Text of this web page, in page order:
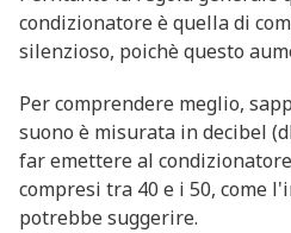
condizionatore è quella di
silenzioso, poichè questo
Per comprendere meglio,
suono è misurata in decibel
far emettere al
compresi tra 40 e i 50, come
potrebbe suggerire.